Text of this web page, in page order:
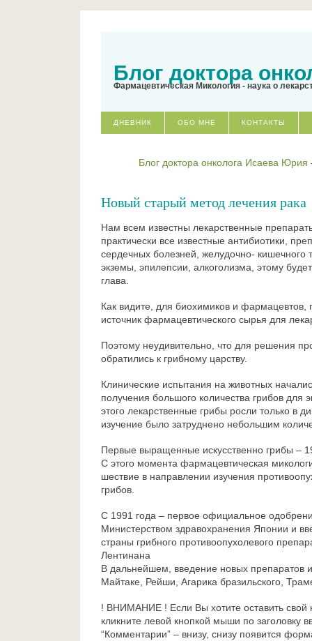
Блог доктора
Фармацевтическая Микология - наука о
ДНЕВНИК ОБО МНЕ КОНТАКТЫ
Блог доктора онколога Исаева Юрия
Новый старый метод лечения рака
Нам всем известны лекарственные
практически все известные антибиотики,
сердечных болезней, желудочно- кишечного
экземы, эпилепсии, алкоголизма, этому
глава.
Как видите, для биохимиков и
источник фармацевтического сырья для
Поэтому неудивительно, что для решения
обратились к грибному царству.
Клинические испытания на животных
получения большого количества грибов для
этого лекарственные грибы росли только в
изучение было затруднено небольшим
Первые выращенные искусственно грибы –
С этого момента фармацевтическая
шествие в направлении изучения
грибов.
С 1991 года – первое официальное
Министерством здравохранения Японии и
страны грибного противоопухолевого
Лентинана
В дальнейшем, введение новых препаратов
Майтаке, Рейши, Агарика бразильского,
! ВНИМАНИЕ ! Если Вы хотите оставить свой
кликните левой кнопкой мыши по заголовку
“Комментарии” – внизу, снизу появится